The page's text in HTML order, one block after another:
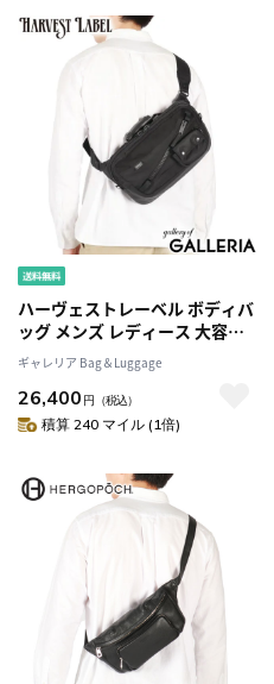
ハーヴェストレーベル ボディバ
ッグ メンズ レディース 大容量
本革 HARVEST LABEL バッグ
ブランド スリングバッグ 日本
製 A5 斜めがけバッグ ショルダ
ー ボディーバッグ 横 黒 おしゃ
ギャレリア Bag＆Luggage
26,400 円 （税込）
積算 240 マイル (1倍)